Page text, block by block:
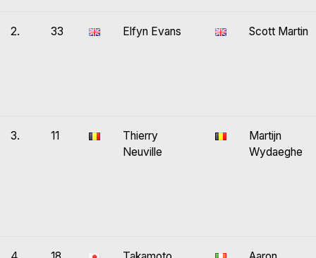
2. 33 Elfyn Evans Scott Martin
3. 11
Thierry
Neuville
Martijn
Wydaeghe